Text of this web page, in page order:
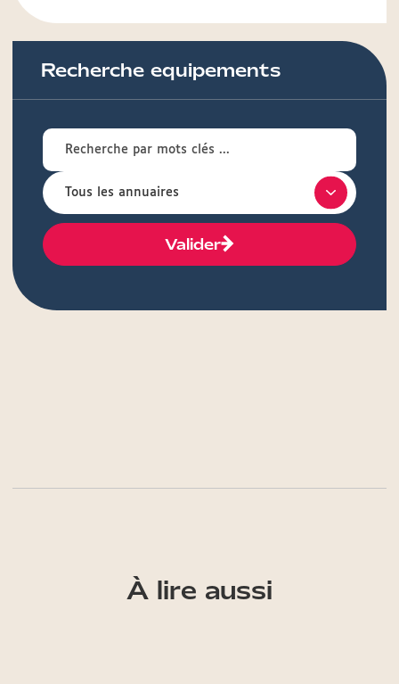
Recherche equipements
Valider
À lire aussi